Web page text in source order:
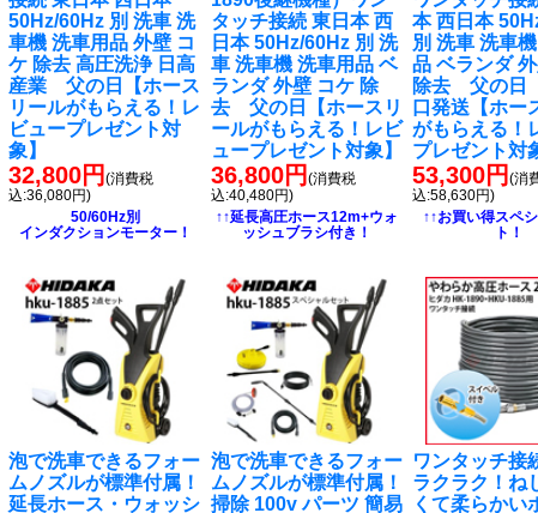
50Hz/60Hz 別 洗車 洗
車機 洗車用品 外壁 コ
ケ 除去 高圧洗浄 日高
産業 父の日【ホース
リールがもらえる！レ
ビュープレゼント対
象】
32,800円(消費税
込:36,080円)
50/60Hz別
インダクションモーター！
タッチ接続 東日本 西
日本 50Hz/60Hz 別 洗
車 洗車機 洗車用品 ベ
ランダ 外壁 コケ 除
去 父の日【ホースリ
ールがもらえる！レビ
ュープレゼント対象】
36,800円 (消費税
込:40,480円)
↑↑延長高圧ホース12m+ウォ
ッシュブラシ付き！
本 西日本
別 洗車 洗車
品 ベランダ
除去 父の
口発送【ホー
がもらえる！
プレゼント対
53,300円(消
込:58,630円)
↑↑お買い得スペ
ト！
泡で洗車できるフォー
ムノズルが標準付属！
延長ホース・ウォッシ
泡で洗車できるフォー
ムノズルが標準付属！
掃除 100v パーツ 簡易
ワンタッチ接
ラクラク！ね
くて柔らかい